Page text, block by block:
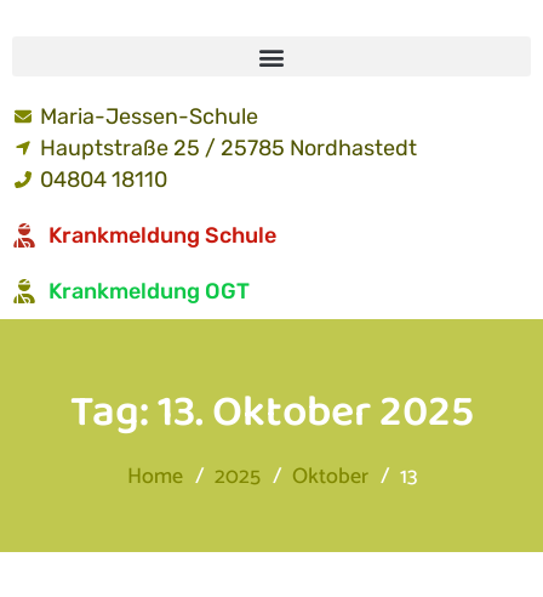
Maria-Jessen-Schule
Hauptstraße 25 / 25785 Nordhastedt
04804 18110
Krankmeldung Schule
Krankmeldung OGT
Tag:13. Oktober 2025
Home 2025 Oktober 13